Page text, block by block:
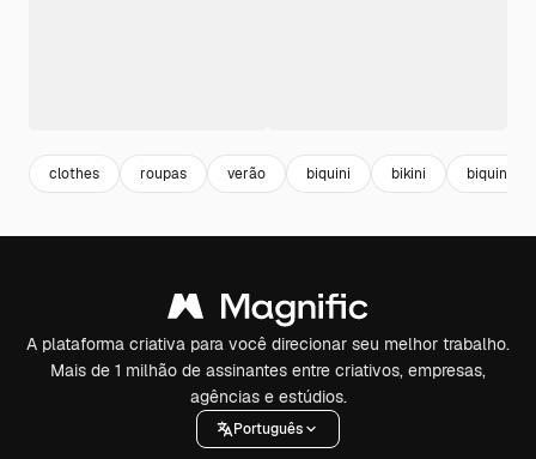
clothes roupas verão biquini bikini biquini
A plataforma criativa para você direcionar seu melhor trabalho.
Mais de 1 milhão de assinantes entre criativos, empresas,
agências e estúdios.
Português